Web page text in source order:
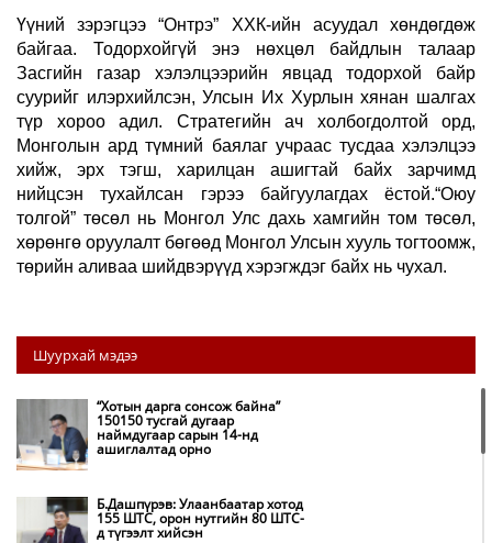
Үүний зэрэгцээ “Онтрэ” ХХК-ийн асуудал хөндөгдөж
байгаа. Тодорхойгүй энэ нөхцөл байдлын талаар
Засгийн газар хэлэлцээрийн явцад тодорхой байр
суурийг илэрхийлсэн, Улсын Их Хурлын хянан шалгах
түр хороо адил. Стратегийн ач холбогдолтой орд,
Монголын ард түмний баялаг учраас тусдаа хэлэлцээ
хийж, эрх тэгш, харилцан ашигтай байх зарчимд
нийцсэн тухайлсан гэрээ байгуулагдах ёстой.“Оюу
толгой” төсөл нь Монгол Улс дахь хамгийн том төсөл,
хөрөнгө оруулалт бөгөөд Монгол Улсын хууль тогтоомж,
төрийн аливаа шийдвэрүүд хэрэгждэг байх нь чухал.
Шуурхай мэдээ
“Хотын дарга сонсож байна”
150150 тусгай дугаар
наймдугаар сарын 14-нд
ашиглалтад орно
Б.Дашпүрэв: Улаанбаатар хотод
155 ШТС, орон нутгийн 80 ШТС-
д түгээлт хийсэн